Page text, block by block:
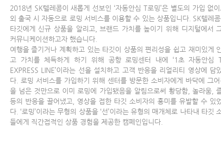
2018년 SK텔레콤이 새롭게 선보인 ‘자동안심 T로밍’은 별도의 가입 없
외 출국 시 자동으로 로밍 서비스를 이용할 수 있는 상품입니다. SK텔레
타깃에게 신규 상품을 알리고, 브랜드 가치를 높이기 위해 디지털에서
커뮤니케이션하고자 했습니다.
여행을 즐기거나 계획하고 있는 타깃이 상품의 편리성을 쉽고 재미있게
고 가치를 체득하게 하기 위해 공항 로밍센터 내에 ‘1초 자동안심
EXPRESS LINE’이라는 선을 설치하고 고객 반응을 리얼리티 영상에 담
다. 로밍 서비스를 가입하기 위해 센터를 방문한 소비자에게 바닥에 그
을 넘은 것만으로 이미 로밍에 가입됐음을 알림으로써 황당함, 놀라움,
등의 반응을 끌어냈고, 영상을 접한 타깃 소비자의 흥미를 유발할 수 있
다. ‘로밍’이라는 무형의 상품을 ‘선’이라는 유형의 매개체로 나타내 타깃
들에게 직간접적인 상품 경험을 제공한 캠페인입니다.